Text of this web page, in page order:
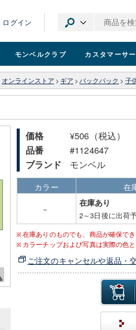
ログイン
モンベルクラブ カスタマーサ
オンラインストア > ギア > バックパック > 子
価格 ¥506（税込）
品番 #1124647
ブランド モンベル
カラー 在
－
在庫あり
2～3日後に出荷
在庫ありのものでも、商品が確保でき
カラーチップおよび写真は実際の色
ご注文のキャンセルや返品・